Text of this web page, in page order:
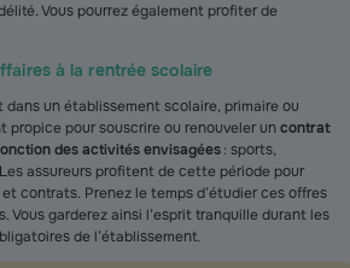
Vous pourrez également profiter de
à la rentrée scolaire
dans un établissement scolaire, primaire ou
propice pour souscrire ou renouveler uncontrat
des activités envisagées: sports,
assureurs profitent de cette période pour
contrats. Prenez le temps d’étudier ces offres
Vous garderez ainsi l’esprit tranquille durant les
de l’établissement.